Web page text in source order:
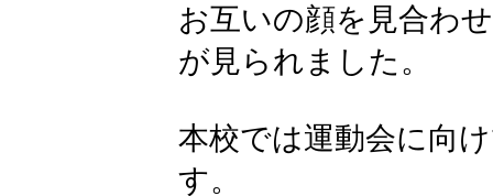
お互いの顔を見合わ
が見られました。
本校では運動会に向
す。